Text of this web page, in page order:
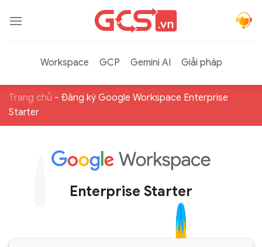
qua
Workspace
GCP Gemini AI Giải pháp
Trang chủ - Đăng ký Google Workspace Enterprise
Starter
Enterprise Starter